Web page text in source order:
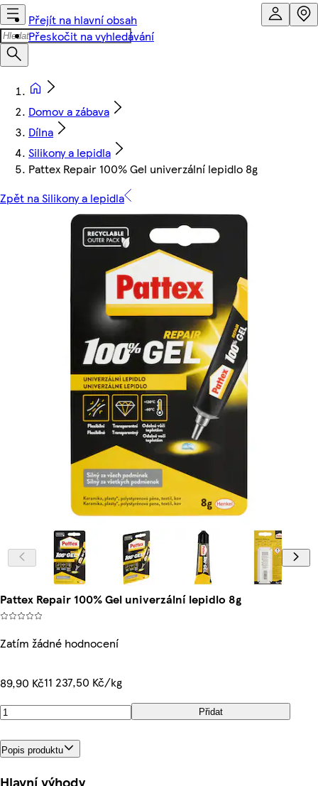
Přejít na hlavní obsah
Přeskočit na vyhledávání
Domov a zábava
Dílna
Silikony a lepidla
Pattex Repair 100% Gel univerzální lepidlo 8g
Zpět na Silikony a lepidla
Pattex Repair 100% Gel univerzální lepidlo 8g
Zatím žádné hodnocení
89,90 Kč11 237,50 Kč/kg
Přidat
Popis produktu
Hlavní výhody